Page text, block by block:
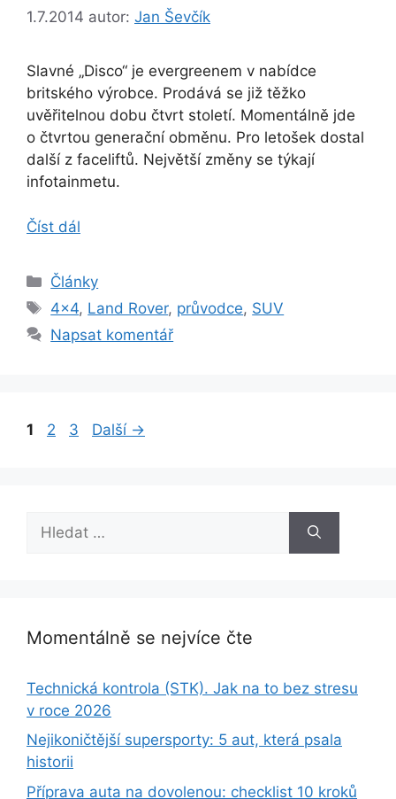
1.7.2014 autor: Jan Ševčík
Slavné „Disco“ je evergreenem v nabídce
britského výrobce. Prodává se již těžko
uvěřitelnou dobu čtvrt století. Momentálně jde
o čtvrtou generační obměnu. Pro letošek dostal
další z faceliftů. Největší změny se týkají
infotainmetu.
Číst dál
Rubriky
Články
Štítky
4x4, Land Rover, průvodce, SUV
Napsat komentář
Stránka
1 Stránka
2 Stránka
3 Další →
Momentálně se nejvíce čte
Technická kontrola (STK). Jak na to bez stresu
v roce 2026
Nejikoničtější supersporty: 5 aut, která psala
historii
Příprava auta na dovolenou: checklist 10 kroků